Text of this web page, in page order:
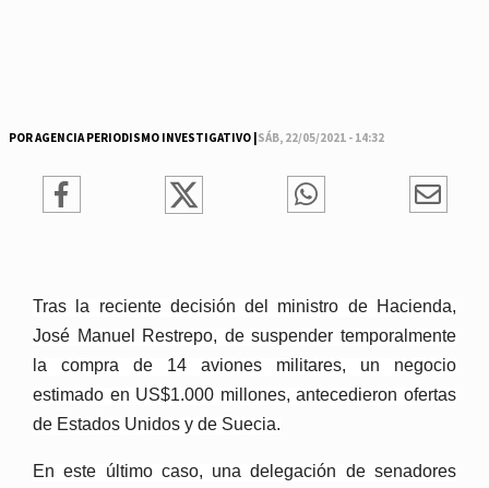
POR AGENCIA PERIODISMO INVESTIGATIVO | SÁB, 22/05/2021 - 14:32
Tras la reciente decisión del ministro de Hacienda,
José Manuel Restrepo, de suspender temporalmente
la compra de 14 aviones militares, un negocio
estimado en US$1.000 millones, antecedieron ofertas
de Estados Unidos y de Suecia.
En este último caso, una delegación de senadores